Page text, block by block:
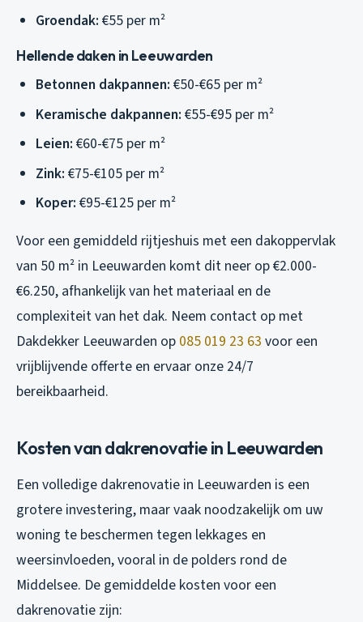
Groendak: €55 per m²
Hellende daken in Leeuwarden
Betonnen dakpannen: €50-€65 per m²
Keramische dakpannen: €55-€95 per m²
Leien: €60-€75 per m²
Zink: €75-€105 per m²
Koper: €95-€125 per m²
Voor een gemiddeld rijtjeshuis met een dakoppervlak
van 50 m² in Leeuwarden komt dit neer op €2.000-
€6.250, afhankelijk van het materiaal en de
complexiteit van het dak. Neem contact op met
Dakdekker Leeuwarden op 085 019 23 63 voor een
vrijblijvende offerte en ervaar onze 24/7
bereikbaarheid.
Kosten van dakrenovatie in Leeuwarden
Een volledige dakrenovatie in Leeuwarden is een
grotere investering, maar vaak noodzakelijk om uw
woning te beschermen tegen lekkages en
weersinvloeden, vooral in de polders rond de
Middelsee. De gemiddelde kosten voor een
dakrenovatie zijn: